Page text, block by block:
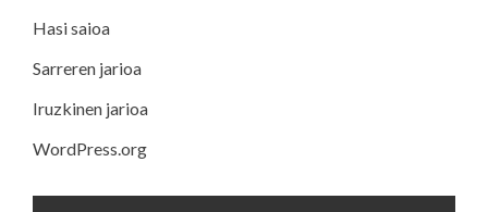
Hasi saioa
Sarreren jarioa
Iruzkinen jarioa
WordPress.org